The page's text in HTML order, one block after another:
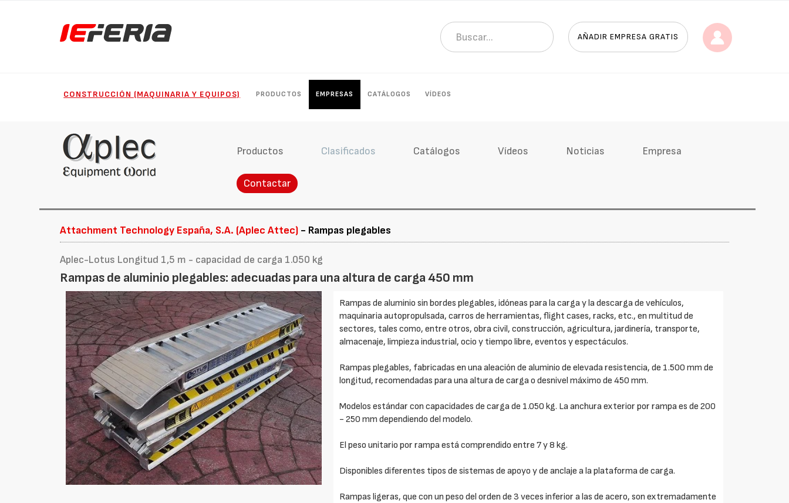
AÑADIR EMPRESA GRATIS
CONSTRUCCIÓN (MAQUINARIA Y EQUIPOS) PRODUCTOS EMPRESAS CATÁLOGOS VÍDEOS
Productos Clasificados Catálogos Vídeos Noticias Empresa
Contactar
Attachment Technology España, S.A. (Aplec Attec) - Rampas plegables
Aplec-Lotus Longitud 1,5 m - capacidad de carga 1.050 kg
Rampas de aluminio plegables: adecuadas para una altura de carga 450 mm
Rampas de aluminio sin bordes plegables, idóneas para la carga y la descarga de vehículos,
maquinaria autopropulsada, carros de herramientas, flight cases, racks, etc., en multitud de
sectores, tales como, entre otros, obra civil, construcción, agricultura, jardinería, transporte,
almacenaje, limpieza industrial, ocio y tiempo libre, eventos y espectáculos.
Rampas plegables, fabricadas en una aleación de aluminio de elevada resistencia, de 1.500 mm de
longitud, recomendadas para una altura de carga o desnivel máximo de 450 mm.
Modelos estándar con capacidades de carga de 1.050 kg. La anchura exterior por rampa es de 200
- 250 mm dependiendo del modelo.
El peso unitario por rampa está comprendido entre 7 y 8 kg.
Disponibles diferentes tipos de sistemas de apoyo y de anclaje a la plataforma de carga.
Rampas ligeras, que con un peso del orden de 3 veces inferior a las de acero, son extremadamente